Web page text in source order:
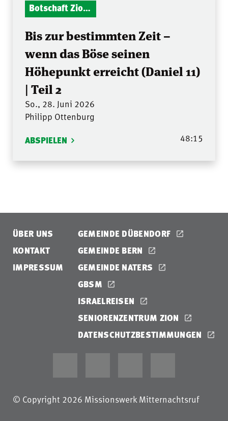
Botschaft Zionshalle
Bis zur bestimmten Zeit –
wenn das Böse seinen
Höhepunkt erreicht (Daniel 11)
| Teil 2
So., 28. Juni 2026
Philipp Ottenburg
ABSPIELEN 48:15
ÜBER UNS
KONTAKT
IMPRESSUM
GEMEINDE DÜBENDORF
GEMEINDE BERN
GEMEINDE NATERS
GBSM
ISRAELREISEN
SENIORENZENTRUM ZION
DATENSCHUTZBESTIMMUNGEN
© Copyright 2026 Missionswerk Mitternachtsruf